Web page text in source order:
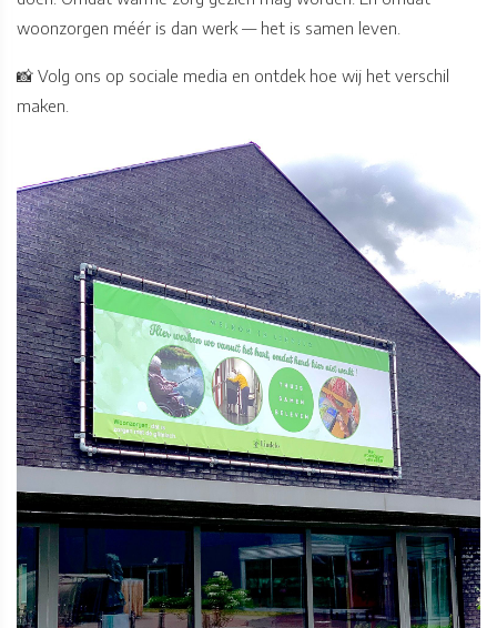
woonzorgen méér is dan werk — het is samen leven.
📸 Volg ons op sociale media en ontdek hoe wij het verschil
maken.